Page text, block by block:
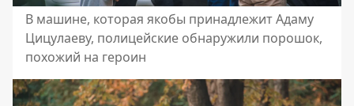
В машине, которая якобы принадлежит Адаму
Цицулаеву, полицейские обнаружили порошок,
похожий на героин